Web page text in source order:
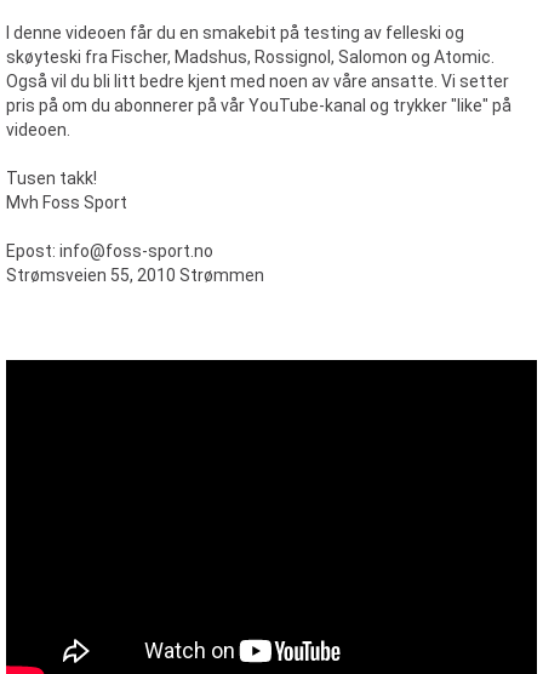
I denne videoen får du en smakebit på testing av felleski og
skøyteski fra Fischer, Madshus, Rossignol, Salomon og Atomic.
Også vil du bli litt bedre kjent med noen av våre ansatte. Vi setter
pris på om du abonnerer på vår YouTube-kanal og trykker "like" på
videoen.
Tusen takk!
Mvh Foss Sport
Epost: info@foss-sport.no
Strømsveien 55, 2010 Strømmen